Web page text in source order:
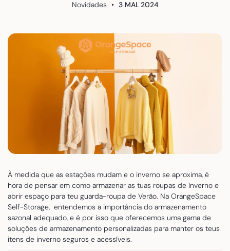
Novidades • 3 MAI. 2024
À medida que as estações mudam e o inverno se aproxima, é
hora de pensar em como armazenar as tuas roupas de Inverno e
abrir espaço para teu guarda-roupa de Verão. Na OrangeSpace
Self-Storage, entendemos a importância do armazenamento
sazonal adequado, e é por isso que oferecemos uma gama de
soluções de armazenamento personalizadas para manter os teus
itens de inverno seguros e acessíveis.